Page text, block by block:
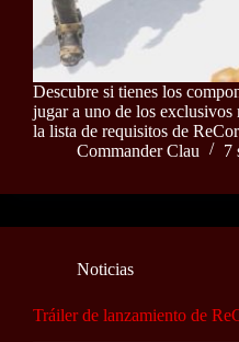
Descubre si tienes los
jugar a uno de los exclusivos
la lista de requisitos de
Commander Clau
7
Noticias
Tráiler de lanzamiento de